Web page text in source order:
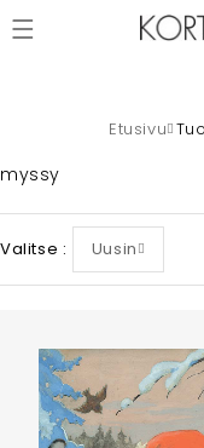
Etusivu
myssy
Valitse Uusin